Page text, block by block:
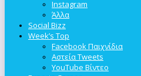
Instagram
Άλλα
Social Bizz
Week’s Top
Facebook Παιχνίδια
Αστεία Tweets
YouTube Βίντεο